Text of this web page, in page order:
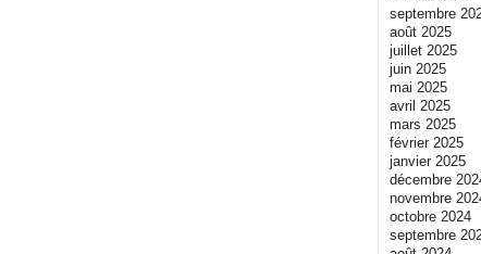
septembre
août 2025
juillet 2025
juin 2025
mai 2025
avril 2025
mars 2025
février 2025
janvier 2025
décembre
novembre
octobre 2024
septembre